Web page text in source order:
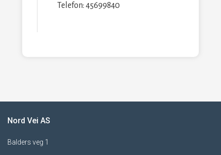
Telefon: 45699840
Nord Vei AS
Balders veg 1